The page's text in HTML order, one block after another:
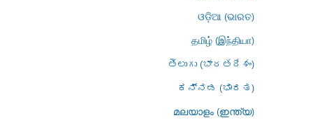
ଓଡ଼ିଆ (ଭାରତ)
தமிழ் (இந்தியா)
తెలుగు (భారతదేశం)
ಕನ್ನಡ (ಭಾರತ)
മലയാളം (ഇന്ത്യ)